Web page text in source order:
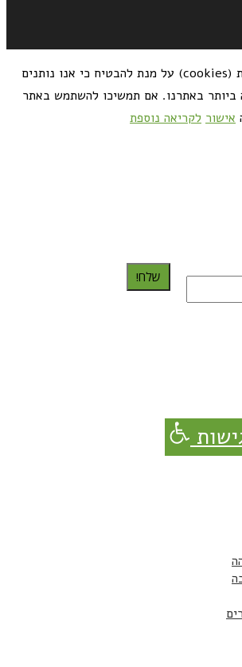
אנו משתמשים בעוגיות (cookies) על מנת להבטיח כי אנו נותנים
ביותר באתרנו. אם תמשיכו להשתמש באתר
אישור לקריאה נוספת
שלח!